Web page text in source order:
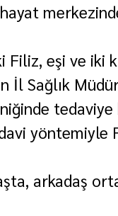
eşi ve iki
İl Sağlık
tedaviye
yöntemiyle
arkadaş